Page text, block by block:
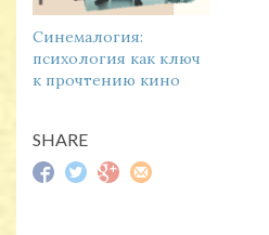
Синемалогия:
психология как ключ
к прочтению кино
SHARE